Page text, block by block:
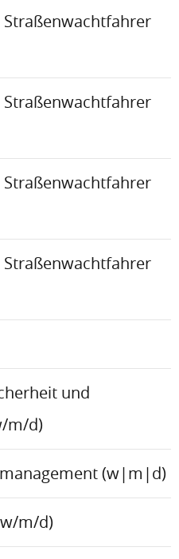
und
m/d)
(w|m|d)
m/d)